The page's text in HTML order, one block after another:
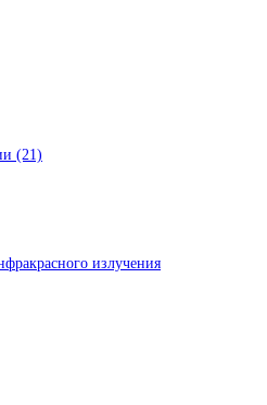
(21)
излучения